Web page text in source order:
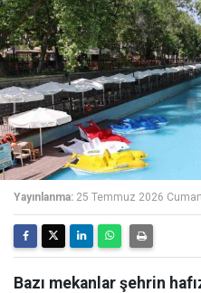
Yayınlanma: 25 Temmuz 2026
Bazı mekanlar şehrin